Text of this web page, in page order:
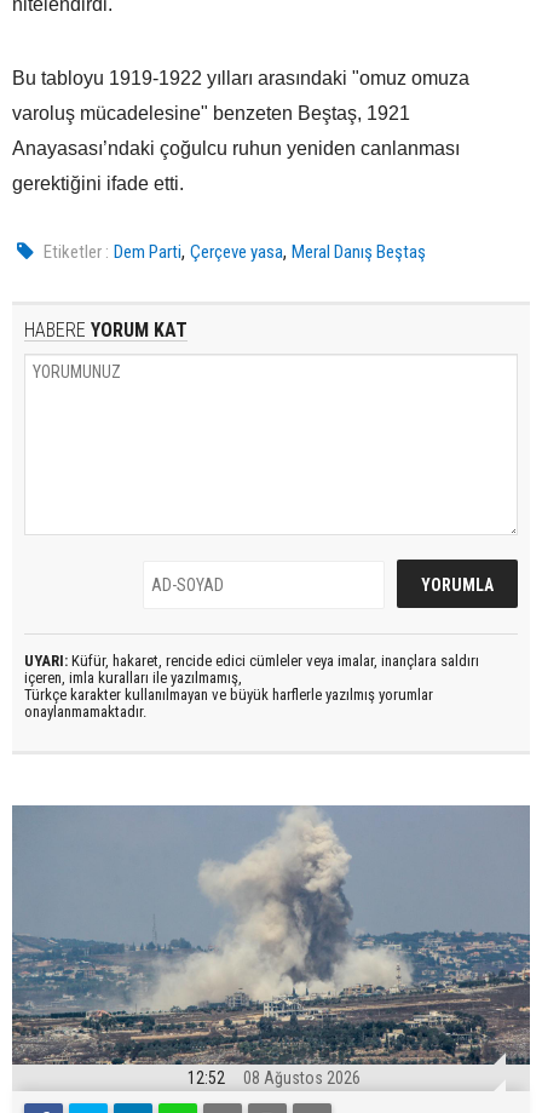
Bu tabloyu 1919-1922 yılları arasındaki "omuz omuza
varoluş mücadelesine" benzeten Beştaş, 1921
Anayasası’ndaki çoğulcu ruhun yeniden canlanması
gerektiğini ifade etti.
Etiketler : Dem Parti,Çerçeve yasa,Meral Danış Beştaş
HABERE YORUM KAT
UYARI: Küfür, hakaret, rencide edici cümleler veya imalar, inançlara saldırı
içeren, imla kuralları ile yazılmamış,
Türkçe karakter kullanılmayan ve büyük harflerle yazılmış yorumlar
onaylanmamaktadır.
12:52 08 Ağustos 2026